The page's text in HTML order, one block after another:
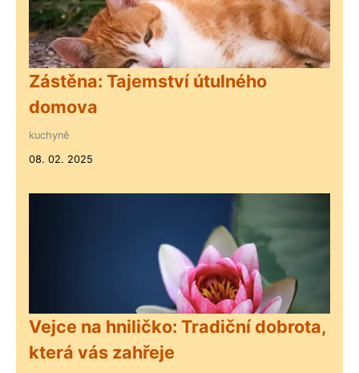
Zástěna: Tajemství útulného
domova
kuchyně
08. 02. 2025
Vejce na hniličko: Tradiční dobrota,
která vás zahřeje